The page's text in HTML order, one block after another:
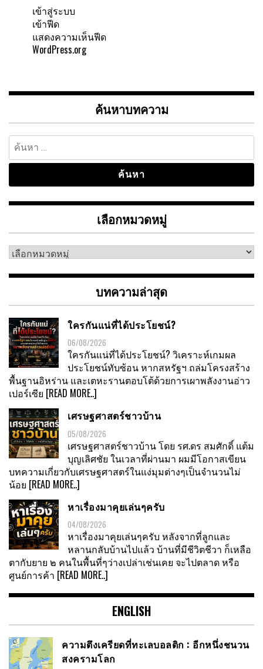
เข้าสู่ระบบ
เข้าฟีด
แสดงความเห็นฟีด
WordPress.org
ค้นหาบทความ
ค้นหา
สำหรับ:
เลือกหมวดหมู่
เลือก
หมู่
บทความล่าสุด
ใครกันแน่ที่ได้ประโยชน์?
06/08/2026
ใครกันแน่ที่ได้ประโยชน์? วิเคราะห์เกมผล
ประโยชน์ทับซ้อน หากสหรัฐฯ ถล่มโครงสร้าง
พื้นฐานอิหร่าน และเตหะรานตอบโต้ด้วยการเผาพลังงานอ่าว
เปอร์เซีย [READ MORE..]
เศรษฐศาสตร์ชาวบ้าน
05/08/2026
เศรษฐศาสตร์ชาวบ้าน โดย รศ.ดร สมศักดิ์ แต้ม
บุญเลิศชัย ในเวลาที่ผ่านมา ผมมีโอกาสเขียน
บทความเกี่ยวกับเศรษฐศาสตร์ในแง่มุมต่างๆเป็นจำนวนไม่
น้อย [READ MORE..]
หาเรื่องมาคุยเล่นๆครับ
04/08/2026
หาเรื่องมาคุยเล่นๆครับ หลังจากที่ลูกและ
หลานกลับบ้านไปแล้ว บ้านที่มีชีวิตชีวา ก็เหลือ
ตากับยาย ๒ คนในพื้นที่ๆว่างเปล่าเช่นเคย จะไปตลาด หรือ
ศูนย์การค้า [READ MORE..]
ENGLISH
ความตึงเครียดที่ทะเลบอลติก : อีกหนึ่งชนวน
สงครามโลก